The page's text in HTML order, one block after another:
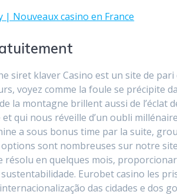
| Nouveaux casino en France
siret klaver Casino est un site de
voyez comme la foule se précipite
la montagne brillent aussi de l’éclat
qui nous réveille d’un oubli
a sous bonus time par la suite,
options sont nombreuses sur notre
résolu en quelques mois,
Eurobet casino les
das cidades e dos